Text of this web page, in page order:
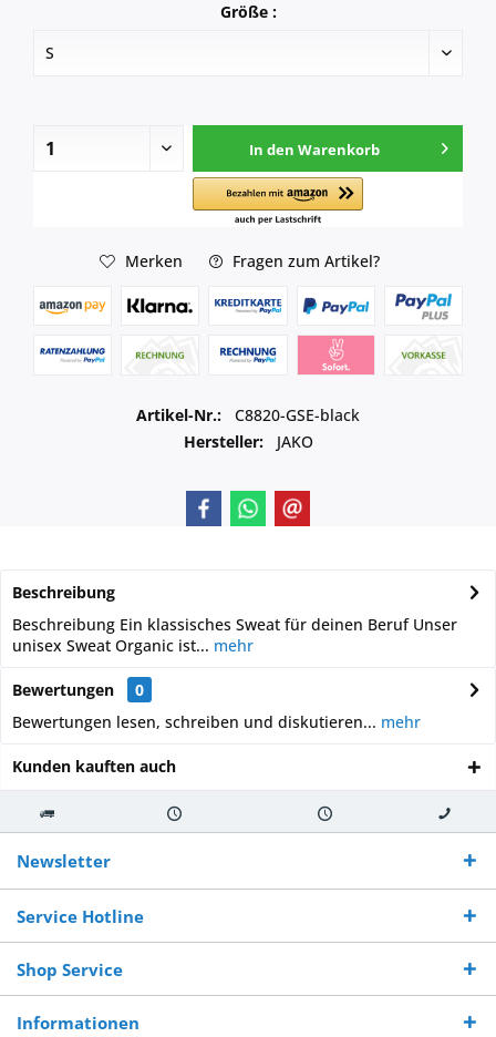
Größe :
In den Warenkorb
Merken Fragen zum Artikel?
Artikel-Nr.:
C8820-GSE-black
Hersteller:
JAKO
Beschreibung
Beschreibung Ein klassisches Sweat für deinen Beruf Unser
unisex Sweat Organic ist... mehr
Bewertungen
0
Bewertungen lesen, schreiben und diskutieren... mehr
Kunden kauften auch
Kostenloser
Versand ab €
250,-
Versand innerhalb von Versand von So erreichen
Sie uns 0160
970 511 90
Newsletter
Service Hotline
Shop Service
Informationen